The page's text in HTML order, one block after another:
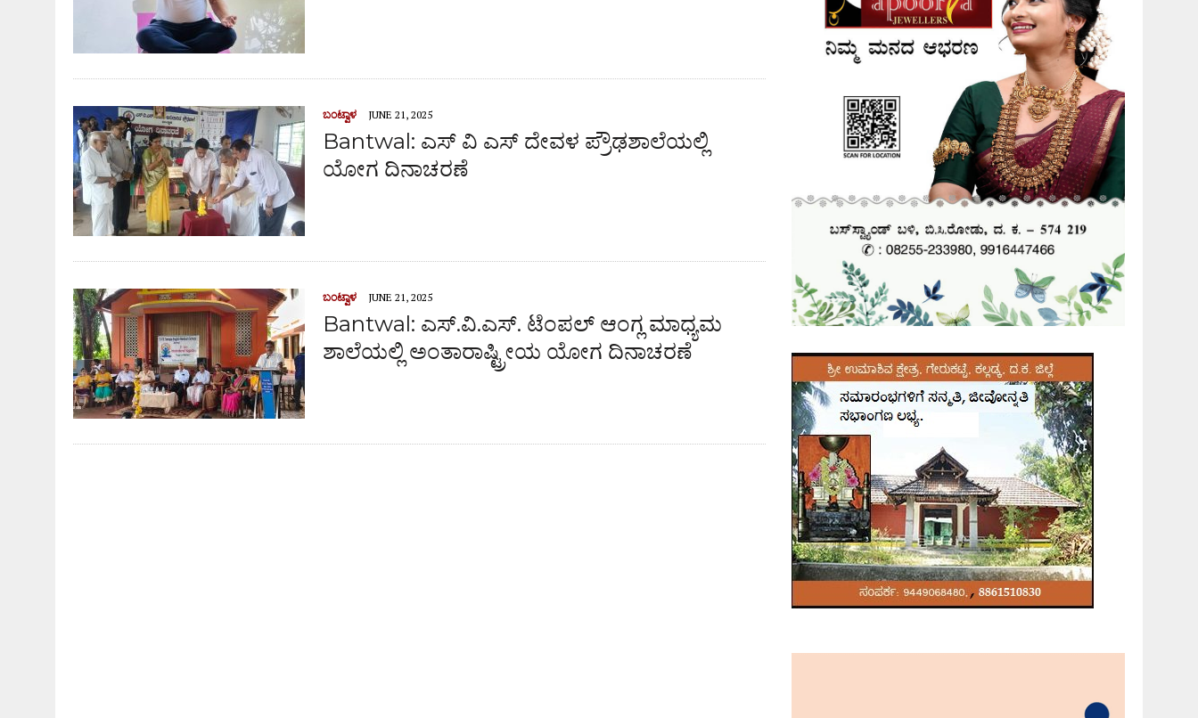
ಬಂಟ್ವಾಳ JUNE 21, 2025
Bantwal: ಎಸ್ ವಿ ಎಸ್ ದೇವಳ ಪ್ರೌಢಶಾಲೆಯಲ್ಲಿ
ಯೋಗ ದಿನಾಚರಣೆ
ಬಂಟ್ವಾಳ JUNE 21, 2025
Bantwal: ಎಸ್.ವಿ.ಎಸ್. ಟೆಂಪಲ್ ಆಂಗ್ಲ ಮಾಧ್ಯಮ
ಶಾಲೆಯಲ್ಲಿ ಅಂತಾರಾಷ್ಟ್ರೀಯ ಯೋಗ ದಿನಾಚರಣೆ